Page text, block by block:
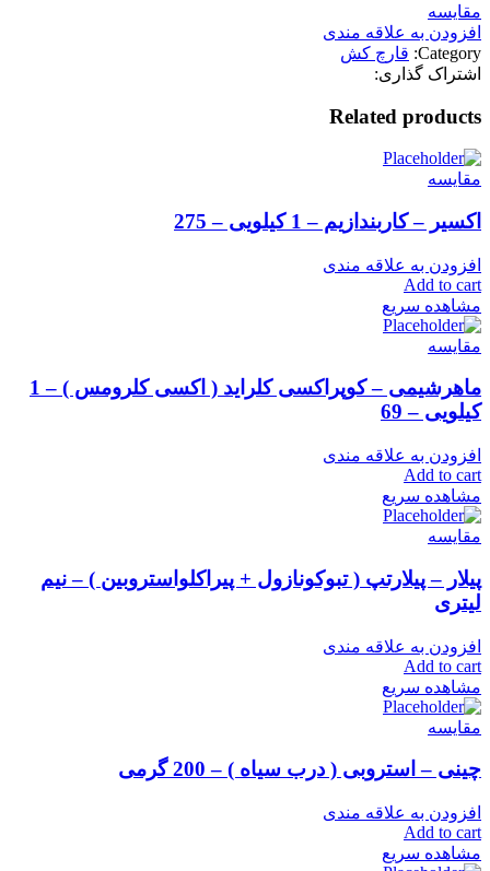
مقایسه
افزودن به علاقه مندی
Category: قارچ کش
اشتراک گذاری:
Related products
مقایسه
اکسیر – کاربندازیم – 1 کیلویی – 275
افزودن به علاقه مندی
Add to cart
مشاهده سریع
مقایسه
ماهرشیمی – کوپراکسی کلراید ( اکسی کلرومس ) – 1
کیلویی – 69
افزودن به علاقه مندی
Add to cart
مشاهده سریع
مقایسه
پیلار – پیلارتپ ( تبوکونازول + پیراکلواستروبین ) – نیم
لیتری
افزودن به علاقه مندی
Add to cart
مشاهده سریع
مقایسه
چینی – استروبی ( درب سیاه ) – 200 گرمی
افزودن به علاقه مندی
Add to cart
مشاهده سریع